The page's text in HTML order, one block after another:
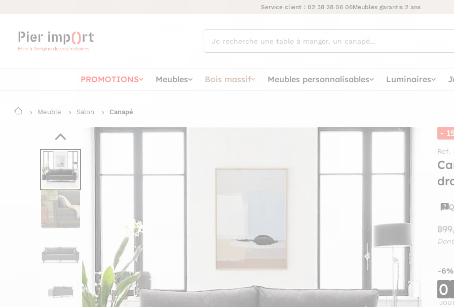
Service client : 02 38 28 06 06Meubles garantis 2 ans
cherchez
vous ?
PROMOTIONS Meubles Bois massif Meubles personnalisables Luminaires
Meuble Salon Canapé
-
Ref.
-
0